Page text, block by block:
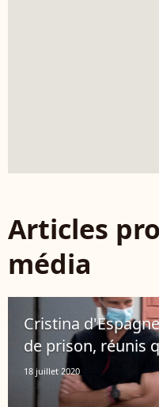
Articles
média
Cristina
de prison, réunis
18 juillet 2020